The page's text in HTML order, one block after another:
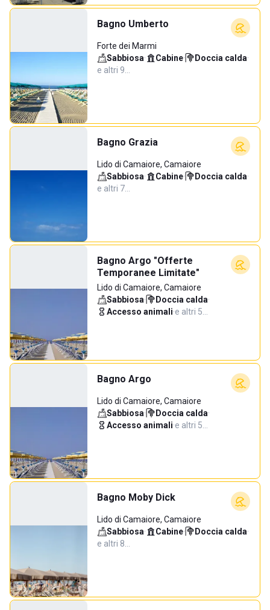
Bagno Umberto
Forte dei Marmi
Sabbiosa· Cabine· Doccia calda·
e altri 9…
Bagno Grazia
Lido di Camaiore, Camaiore
Sabbiosa· Cabine· Doccia calda·
e altri 7…
Bagno Argo "Offerte
Temporanee Limitate"
Lido di Camaiore, Camaiore
Sabbiosa· Doccia calda·
Accesso animali·e altri 5…
Bagno Argo
Lido di Camaiore, Camaiore
Sabbiosa· Doccia calda·
Accesso animali·e altri 5…
Bagno Moby Dick
Lido di Camaiore, Camaiore
Sabbiosa· Cabine· Doccia calda·
e altri 8…